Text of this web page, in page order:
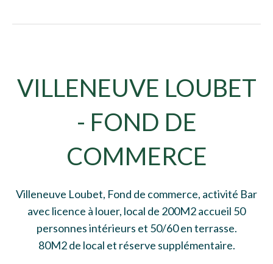
VILLENEUVE LOUBET
- FOND DE
COMMERCE
Villeneuve Loubet, Fond de commerce, activité Bar
avec licence à louer, local de 200M2 accueil 50
personnes intérieurs et 50/60 en terrasse.
80M2 de local et réserve supplémentaire.